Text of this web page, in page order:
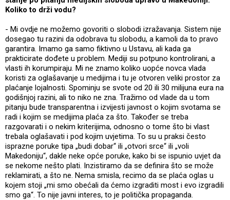
Koliko to drži vodu?
- Mi ovdje ne možemo govoriti o slobodi izražavanja. Sistem nije
dosegao tu razini da odobrava tu slobodu, a kamoli da to pravo
garantira. Imamo ga samo fiktivno u Ustavu, ali kada ga
prakticirate dođete u problem. Mediji su potpuno kontrolirani, a
vlasti ih korumpiraju. Mi ne znamo koliko uopće novca vlada
koristi za oglašavanje u medijima i tu je otvoren veliki prostor za
plaćanje lojalnosti. Spominju se svote od 20 ili 30 milijuna eura na
godišnjoj razini, ali to niko ne zna. Tražimo od vlade da u tom
pitanju bude transparentna i izvijesti javnost o kojim svotama se
radi i kojim se medijima plaća za što. Također se treba
razgovarati i o nekim kriterijima, odnosno o tome što bi vlast
trebala oglašavati i pod kojim uvjetima. To su u praksi često
isprazne poruke tipa „budi dobar“ ili „otvori srce“ ili „voli
Makedoniju“, dakle neke opće poruke, kako bi se ispunio uvjet da
se nekome nešto plati. Inzistiramo da se definira što se može
reklamirati, a što ne. Nema smisla, recimo da se plaća oglas u
kojem stoji „mi smo obećali da ćemo izgraditi most i evo izgradili
smo ga“. To nije javni interes, to je politička propaganda.